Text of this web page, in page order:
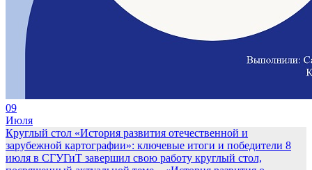
09
Июля
Круглый стол «История развития отечественной и
зарубежной картографии»: ключевые итоги и победители 8
июля в СГУГиТ завершил свою работу круглый стол,